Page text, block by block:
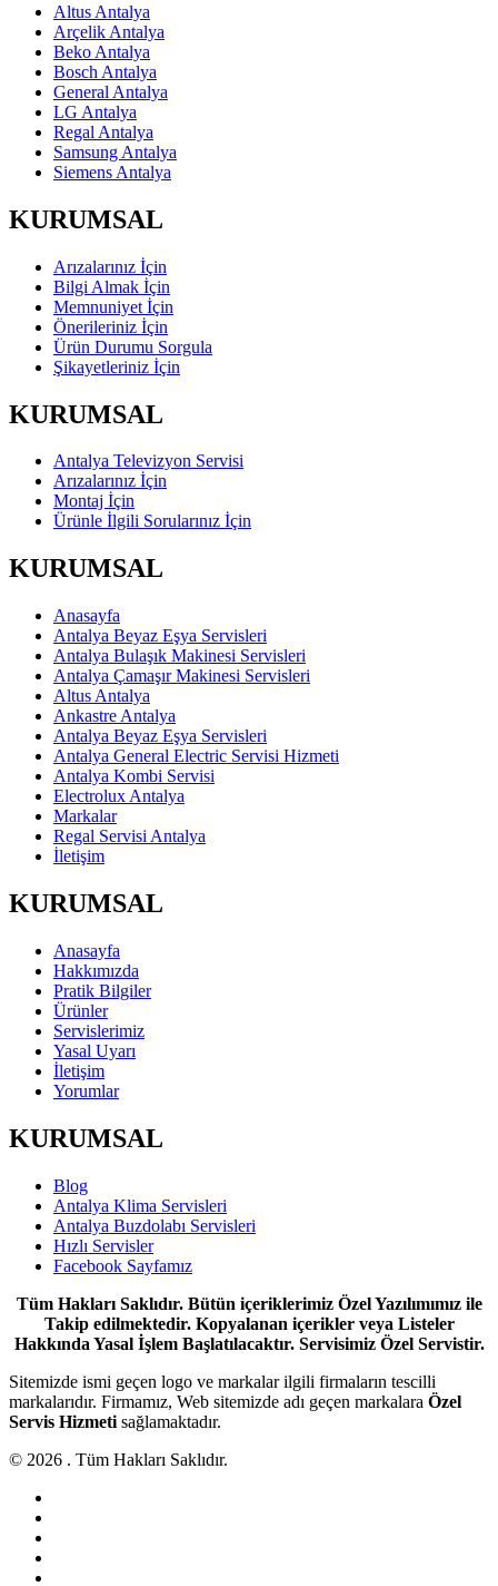
Altus Antalya
Arçelik Antalya
Beko Antalya
Bosch Antalya
General Antalya
LG Antalya
Regal Antalya
Samsung Antalya
Siemens Antalya
KURUMSAL
Arızalarınız İçin
Bilgi Almak İçin
Memnuniyet İçin
Önerileriniz İçin
Ürün Durumu Sorgula
Şikayetleriniz İçin
KURUMSAL
Antalya Televizyon Servisi
Arızalarınız İçin
Montaj İçin
Ürünle İlgili Sorularınız İçin
KURUMSAL
Anasayfa
Antalya Beyaz Eşya Servisleri
Antalya Bulaşık Makinesi Servisleri
Antalya Çamaşır Makinesi Servisleri
Altus Antalya
Ankastre Antalya
Antalya Beyaz Eşya Servisleri
Antalya General Electric Servisi Hizmeti
Antalya Kombi Servisi
Electrolux Antalya
Markalar
Regal Servisi Antalya
İletişim
KURUMSAL
Anasayfa
Hakkımızda
Pratik Bilgiler
Ürünler
Servislerimiz
Yasal Uyarı
İletişim
Yorumlar
KURUMSAL
Blog
Antalya Klima Servisleri
Antalya Buzdolabı Servisleri
Hızlı Servisler
Facebook Sayfamız
Tüm Hakları Saklıdır. Bütün içeriklerimiz Özel Yazılımımız ile
Takip edilmektedir. Kopyalanan içerikler veya Listeler
Hakkında Yasal İşlem Başlatılacaktır. Servisimiz Özel Servistir.
Sitemizde ismi geçen logo ve markalar ilgili firmaların tescilli
markalarıdır. Firmamız, Web sitemizde adı geçen markalara Özel
Servis Hizmeti sağlamaktadır.
© 2026 . Tüm Hakları Saklıdır.